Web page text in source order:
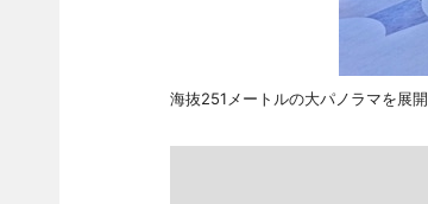
海抜251メートルの大パノラマを展開